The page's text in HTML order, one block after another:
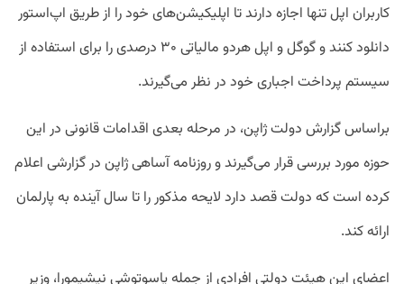
کاربران اپل تنها اجازه دارند تا اپلیکیشن‌های خود را از طریق اپ‌استور
دانلود کنند و گوگل و اپل هردو مالیاتی ۳۰ درصدی را برای استفاده از
سیستم پرداخت اجباری خود در نظر می‌گیرند.
براساس گزارش دولت ژاپن، در مرحله بعدی اقدامات قانونی در این
حوزه مورد بررسی قرار می‌گیرند و روزنامه آساهی ژاپن در گزارشی اعلام
کرده است که دولت قصد دارد لایحه مذکور را تا سال آینده به پارلمان
ارائه کند.
اعضای این هیئت دولتی افرادی از جمله یاسوتوشی نیشیمورا، وزیر